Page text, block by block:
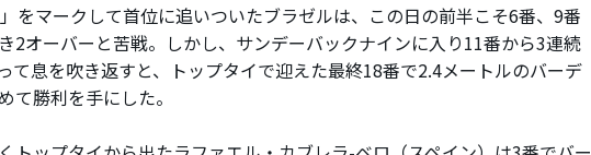
をマークして首位に追いついたブラゼルは、この日の前半こそ6番、9番
2オーバーと苦戦。しかし、サンデーバックナインに入り11番から3連続
て息を吹き返すと、トップタイで迎えた最終18番で2.4メートルのバーデ
て勝利を手にした。